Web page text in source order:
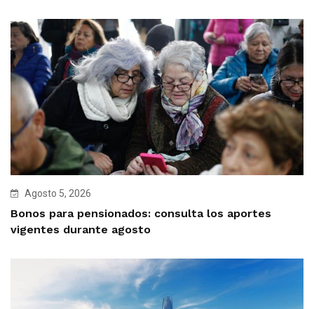
Agosto 5, 2026
Bonos para pensionados: consulta los aportes
vigentes durante agosto